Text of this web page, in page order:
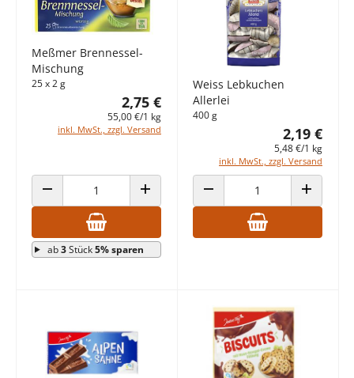
Meßmer Brennessel-
Mischung
25 x 2 g
2,75 €
55,00 €/1 kg
inkl. MwSt., zzgl. Versand
ANZAHL VERRINGERN ANZAHL ERHÖHEN
ab3Stück5% sparen
Weiss Lebkuchen
Allerlei
400 g
2,19 €
5,48 €/1 kg
inkl. MwSt., zzgl. Versand
ANZAHL VERRINGERN ANZAHL